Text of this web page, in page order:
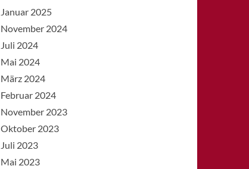
Januar 2025
November 2024
Juli 2024
Mai 2024
März 2024
Februar 2024
November 2023
Oktober 2023
Juli 2023
Mai 2023